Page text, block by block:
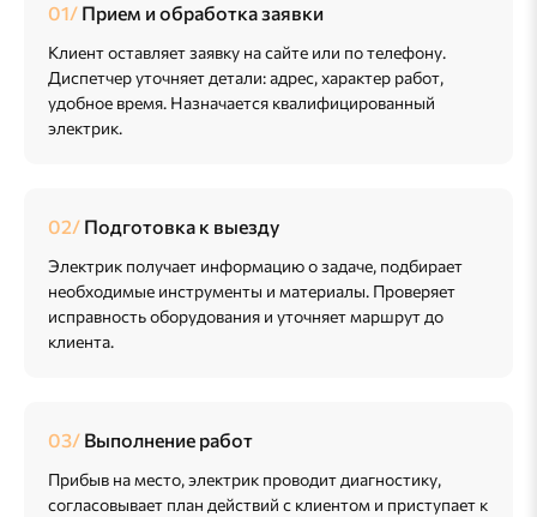
Прием и обработка заявки
Клиент оставляет заявку на сайте или по телефону.
Диспетчер уточняет детали: адрес, характер работ,
удобное время. Назначается квалифицированный
электрик.
Подготовка к выезду
Электрик получает информацию о задаче, подбирает
необходимые инструменты и материалы. Проверяет
исправность оборудования и уточняет маршрут до
клиента.
Выполнение работ
Прибыв на место, электрик проводит диагностику,
согласовывает план действий с клиентом и приступает к